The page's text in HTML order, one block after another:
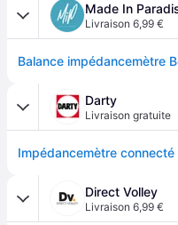
Made In
Livraison 6,99 €
Darty
Livraison gratuite
Direct Volley
Livraison 6,99 €